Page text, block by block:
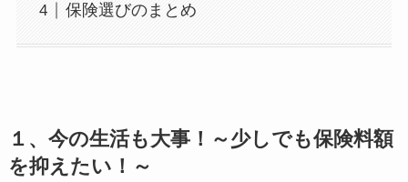
保険選びのまとめ
１、今の生活も大事！～少しでも保険料額
を抑えたい！～